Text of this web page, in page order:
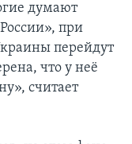
думают
при
перейдут
что у неё
считает